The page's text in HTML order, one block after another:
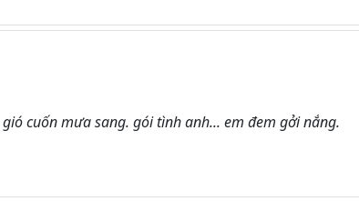
cuốn mưa sang. gói tình anh... em đem gởi nắng.